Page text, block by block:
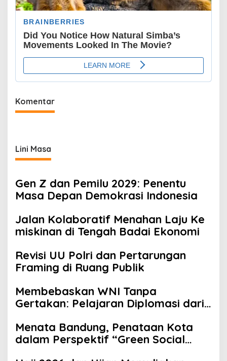
Komentar
Lini Masa
Gen Z dan Pemilu 2029: Penentu
Masa Depan Demokrasi Indonesia
Jalan Kolaboratif Menahan Laju Ke
miskinan di Tengah Badai Ekonomi
Revisi UU Polri dan Pertarungan
Framing di Ruang Publik
Membebaskan WNI Tanpa
Gertakan: Pelajaran Diplomasi dari
Menata Bandung, Penataan Kota
dalam Perspektif “Green Social